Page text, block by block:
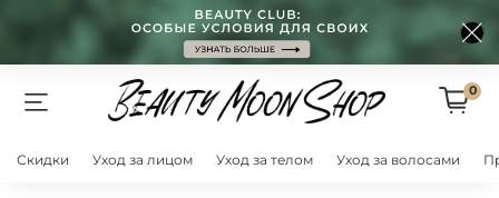
0
Скидки Уход за лицом Уход за телом Уход за волосами